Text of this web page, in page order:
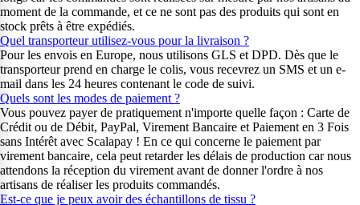
moment de la commande, et ce ne sont pas des produits qui sont en
stock prêts à être expédiés.
Quel transporteur utilisez-vous pour la livraison ?
Pour les envois en Europe, nous utilisons GLS et DPD. Dès que le
transporteur prend en charge le colis, vous recevrez un SMS et un e-
mail dans les 24 heures contenant le code de suivi.
Quels sont les modes de paiement ?
Vous pouvez payer de pratiquement n'importe quelle façon : Carte de
Crédit ou de Débit, PayPal, Virement Bancaire et Paiement en 3 Fois
sans Intérêt avec Scalapay ! En ce qui concerne le paiement par
virement bancaire, cela peut retarder les délais de production car nous
attendons la réception du virement avant de donner l'ordre à nos
artisans de réaliser les produits commandés.
Est-ce que je peux avoir des échantillons de tissu ?